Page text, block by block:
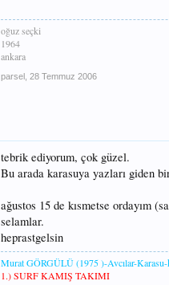
oğuz seçki
1964
ankara
parsel 28 Temmuz 2006
tebrik ediyorum, çok güzel.
Bu arada karasuya yazları giden
ağustos 15 de kısmetse ordayım
selamlar.
heprastgelsin
Murat GÖRGÜLÜ (1975 )-Avcılar-Karasu-
1.) SURF KAMIŞ TAKIMI